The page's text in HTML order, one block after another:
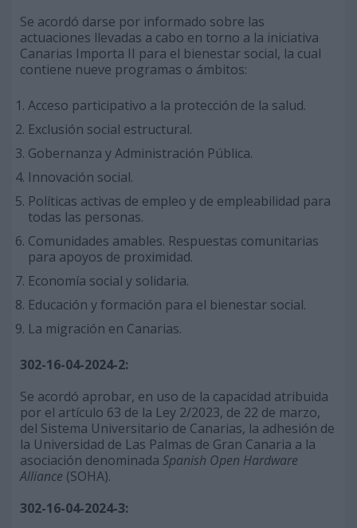
Se acordó darse por informado sobre las
actuaciones llevadas a cabo en torno a la iniciativa
Canarias Importa II para el bienestar social, la cual
contiene nueve programas o ámbitos:
Acceso participativo a la protección de la salud.
Exclusión social estructural.
Gobernanza y Administración Pública.
Innovación social.
Políticas activas de empleo y de empleabilidad para
todas las personas.
Comunidades amables. Respuestas comunitarias
para apoyos de proximidad.
Economía social y solidaria.
Educación y formación para el bienestar social.
La migración en Canarias.
302-16-04-2024-2:
Se acordó aprobar, en uso de la capacidad atribuida
por el artículo 63 de la Ley 2/2023, de 22 de marzo,
del Sistema Universitario de Canarias, la adhesión de
la Universidad de Las Palmas de Gran Canaria a la
asociación denominada Spanish Open Hardware
Alliance (SOHA).
302-16-04-2024-3: